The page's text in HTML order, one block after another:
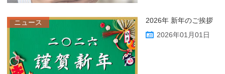
ニュース
2026年 新年のご挨拶
2026年01月01日